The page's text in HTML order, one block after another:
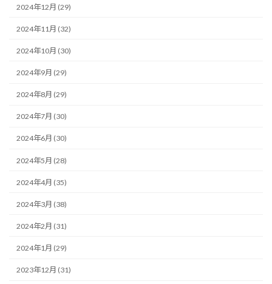
2024年12月 (29)
2024年11月 (32)
2024年10月 (30)
2024年9月 (29)
2024年8月 (29)
2024年7月 (30)
2024年6月 (30)
2024年5月 (28)
2024年4月 (35)
2024年3月 (38)
2024年2月 (31)
2024年1月 (29)
2023年12月 (31)